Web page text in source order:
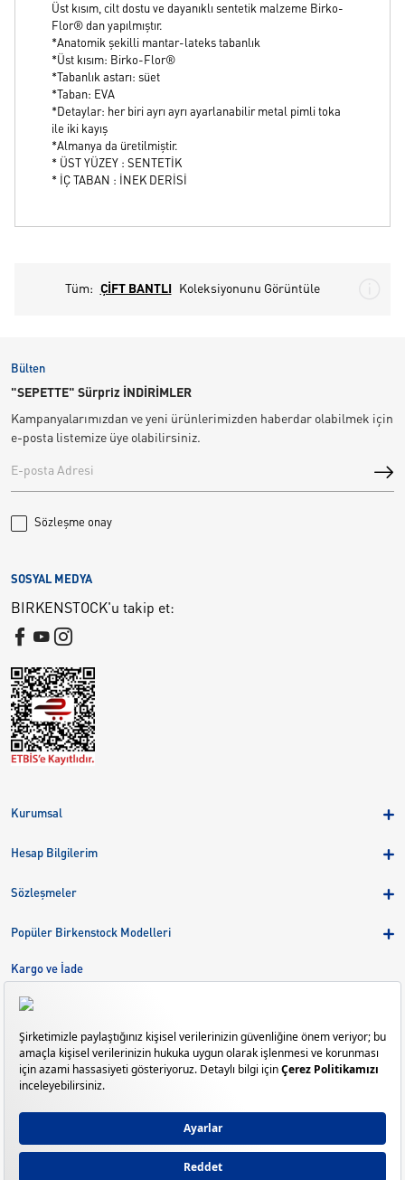
Üst kısım, cilt dostu ve dayanıklı sentetik malzeme Birko-
Flor® dan yapılmıştır.
*Anatomik şekilli mantar-lateks tabanlık
*Üst kısım: Birko-Flor®
*Tabanlık astarı: süet
*Taban: EVA
*Detaylar: her biri ayrı ayrı ayarlanabilir metal pimli toka
ile iki kayış
*Almanya da üretilmiştir.
* ÜST YÜZEY : SENTETİK
* İÇ TABAN : İNEK DERİSİ
Tüm: ÇİFT BANTLI Koleksiyonunu Görüntüle
Bülten
"SEPETTE" Sürpriz İNDİRİMLER
Kampanyalarımızdan ve yeni ürünlerimizden haberdar olabilmek için
e-posta listemize üye olabilirsiniz.
Sözleşme onay
Kurumsal
Birkenstock Group
Kariyer
Hesap Bilgilerim
Sipariş Takibi
Sözleşmeler
Kargo ve İade
Çerez Tercihlerini Yönetin
Popüler Birkenstock Modelleri
Gizeh
Mayari
Madrid
Kargo ve İade
Bize Ulaşın
SOSYAL MEDYA
BIRKENSTOCK'u takip et: